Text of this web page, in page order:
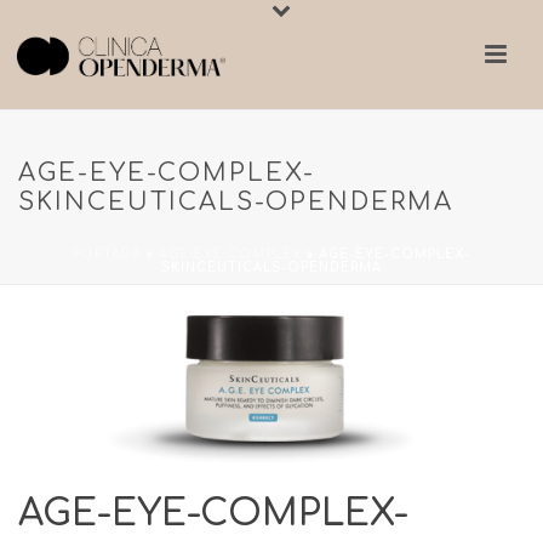
AGE-EYE-COMPLEX-
SKINCEUTICALS-OPENDERMA
AGE-EYE-COMPLEX-